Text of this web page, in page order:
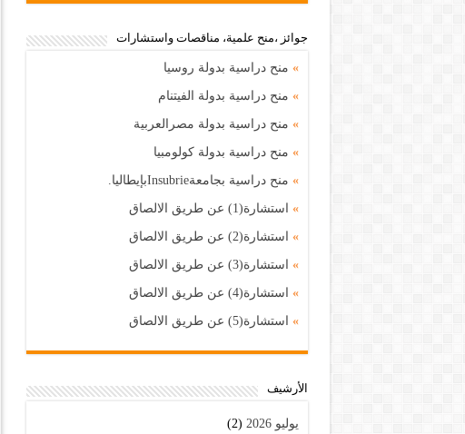
جوائز ،منح علمية، مناقصات واستشارات
» منح دراسية بدولة روسيا
» منح دراسية بدولة الفيتنام
» منح دراسية بدولة مصرالعربية
» منح دراسية بدولة كولومبيا
» منح دراسية بجامعةInsubrieبإيطاليا.
» استشارة(1) عن طريق الالصاق
» استشارة(2) عن طريق الالصاق
» استشارة(3) عن طريق الالصاق
» استشارة(4) عن طريق الالصاق
» استشارة(5) عن طريق الالصاق
اﻷرشيف
يوليو 2026 (2)